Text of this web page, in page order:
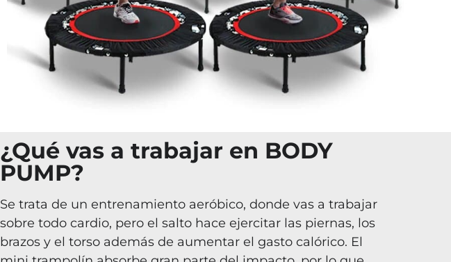
¿Qué vas a trabajar en BODY
PUMP?
Se trata de un entrenamiento aeróbico, donde vas a trabajar
sobre todo cardio, pero el salto hace ejercitar las piernas, los
brazos y el torso además de aumentar el gasto calórico. El